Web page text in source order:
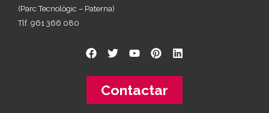
(Parc Tecnològic – Paterna)
Tlf. 961 366 080
Contactar